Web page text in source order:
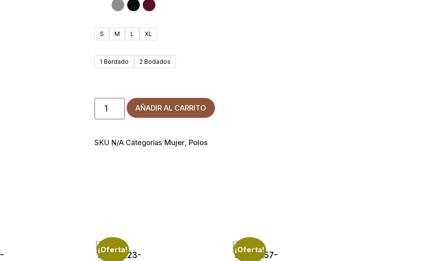
S M L XL
1 Bordado 2 Bodados
AÑADIR AL CARRITO
SKU N/A Categorías Mujer, Polos
¡Oferta! ¡Oferta!